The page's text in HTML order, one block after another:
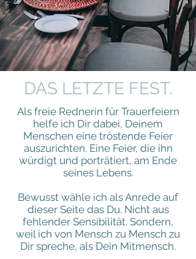
DAS LETZTE FEST.
Als freie Rednerin für Trauerfeiern
helfe ich Dir dabei, Deinem
Menschen eine tröstende Feier
auszurichten. Eine Feier, die ihn
würdigt und porträtiert, am Ende
seines Lebens.
Bewusst wähle ich als Anrede auf
dieser Seite das Du. Nicht aus
fehlender Sensibilität. Sondern,
weil ich von Mensch zu Mensch zu
Dir spreche, als Dein Mitmensch.